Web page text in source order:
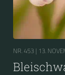
NR. 453 | 13.